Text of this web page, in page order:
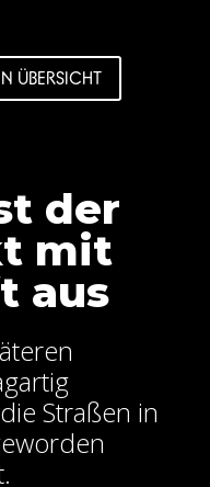
ÜBERSICHT
der
mit
aus
Straßen in